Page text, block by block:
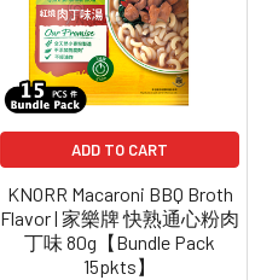
ADD TO CART
KNORR Macaroni BBQ Broth
Flavor | 家樂牌 快熟通心粉肉
丁味 80g【Bundle Pack
15pkts】